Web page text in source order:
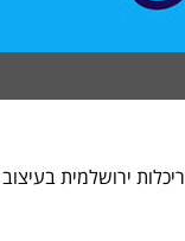
ירושלמית